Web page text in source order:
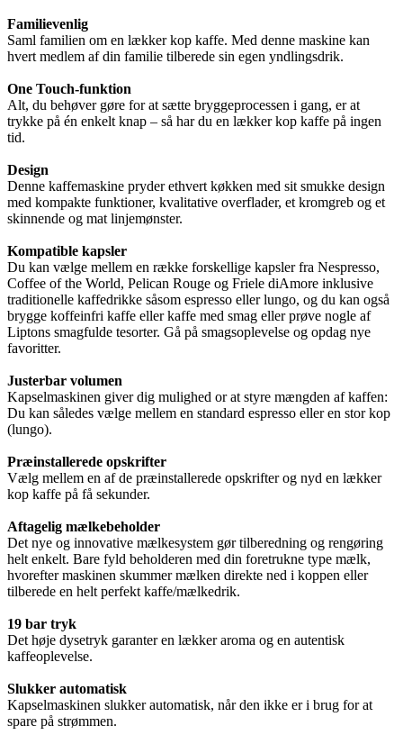
Familievenlig
Saml familien om en lækker kop kaffe. Med denne maskine kan
hvert medlem af din familie tilberede sin egen yndlingsdrik.
One Touch-funktion
Alt, du behøver gøre for at sætte bryggeprocessen i gang, er at
trykke på én enkelt knap – så har du en lækker kop kaffe på ingen
tid.
Design
Denne kaffemaskine pryder ethvert køkken med sit smukke design
med kompakte funktioner, kvalitative overflader, et kromgreb og et
skinnende og mat linjemønster.
Kompatible kapsler
Du kan vælge mellem en række forskellige kapsler fra Nespresso,
Coffee of the World, Pelican Rouge og Friele diAmore inklusive
traditionelle kaffedrikke såsom espresso eller lungo, og du kan også
brygge koffeinfri kaffe eller kaffe med smag eller prøve nogle af
Liptons smagfulde tesorter. Gå på smagsoplevelse og opdag nye
favoritter.
Justerbar volumen
Kapselmaskinen giver dig mulighed or at styre mængden af kaffen:
Du kan således vælge mellem en standard espresso eller en stor kop
(lungo).
Præinstallerede opskrifter
Vælg mellem en af de præinstallerede opskrifter og nyd en lækker
kop kaffe på få sekunder.
Aftagelig mælkebeholder
Det nye og innovative mælkesystem gør tilberedning og rengøring
helt enkelt. Bare fyld beholderen med din foretrukne type mælk,
hvorefter maskinen skummer mælken direkte ned i koppen eller
tilberede en helt perfekt kaffe/mælkedrik.
19 bar tryk
Det høje dysetryk garanter en lækker aroma og en autentisk
kaffeoplevelse.
Slukker automatisk
Kapselmaskinen slukker automatisk, når den ikke er i brug for at
spare på strømmen.